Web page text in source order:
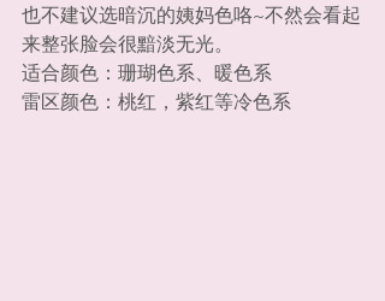
也不建议选暗沉的姨妈色咯~不然会看起
来整张脸会很黯淡无光。
适合颜色：珊瑚色系、暖色系
雷区颜色：桃红，紫红等冷色系